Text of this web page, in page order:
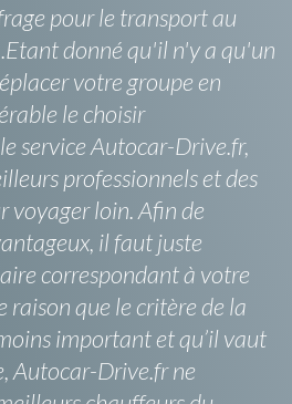
pour le transport au
donné qu'il n'y a qu'un
votre groupe en
le choisir
service Autocar-Drive.fr,
professionnels et des
voyager loin. Afin de
il faut juste
correspondant à votre
raison que le critère de la
important et qu’il vaut
Autocar-Drive.fr ne